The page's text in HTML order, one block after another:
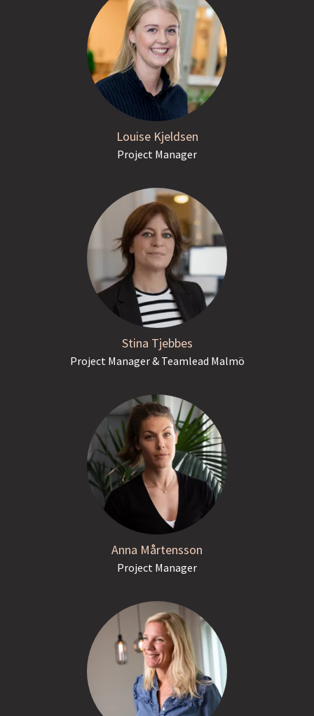
Louise Kjeldsen
Project Manager
Stina Tjebbes
Project Manager & Teamlead Malmö
Anna Mårtensson
Project Manager